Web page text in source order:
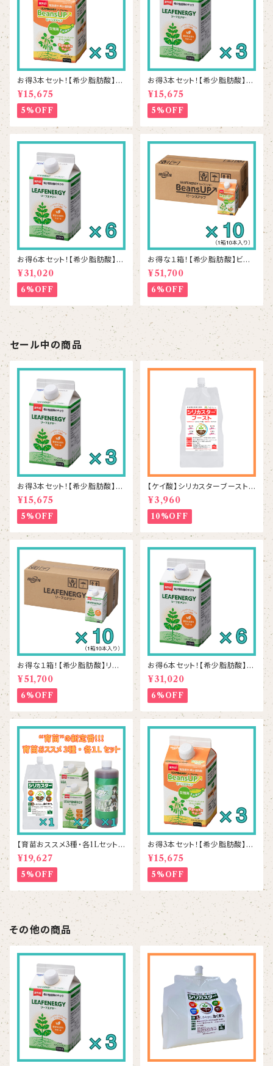
お得3本セット！【希少脂肪酸】ビ
ーンズアップ 500mL×3本
¥15,675
5%OFF
お得3本セット！【希少脂肪酸】リ
ーフエナジー 500mL×3本
¥15,675
5%OFF
お得6本セット！【希少脂肪酸】リ
ーフエナジー 500mL×6本
¥31,020
6%OFF
お得な１箱！【希少脂肪酸】ビー
ンズアップ 500mL×10本
¥51,700
6%OFF
セール中の商品
お得3本セット！【希少脂肪酸】リ
ーフエナジー 500mL×3本
¥15,675
5%OFF
【ケイ酸】シリカスターブースト 1
kg
¥3,960
10%OFF
お得な１箱！【希少脂肪酸】リー
フエナジー 500mL×10本
¥51,700
6%OFF
お得6本セット！【希少脂肪酸】リ
ーフエナジー 500mL×6本
¥31,020
6%OFF
【育苗おススメ3種・各1Lセット】
シリカスター1本＆リーフエナジ
ー2本＆ラプラス1本
¥19,627
5%OFF
お得3本セット！【希少脂肪酸】ビ
ーンズアップ 500mL×3本
¥15,675
5%OFF
その他の商品